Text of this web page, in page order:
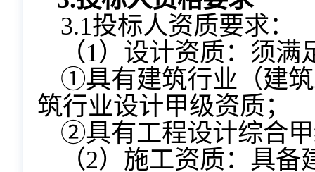
3.1投标人资质要求：
（1）设计资质：须
①具有建筑行业（建
筑行业设计甲级资质；
②具有工程设计综合
（2）施工资质：具